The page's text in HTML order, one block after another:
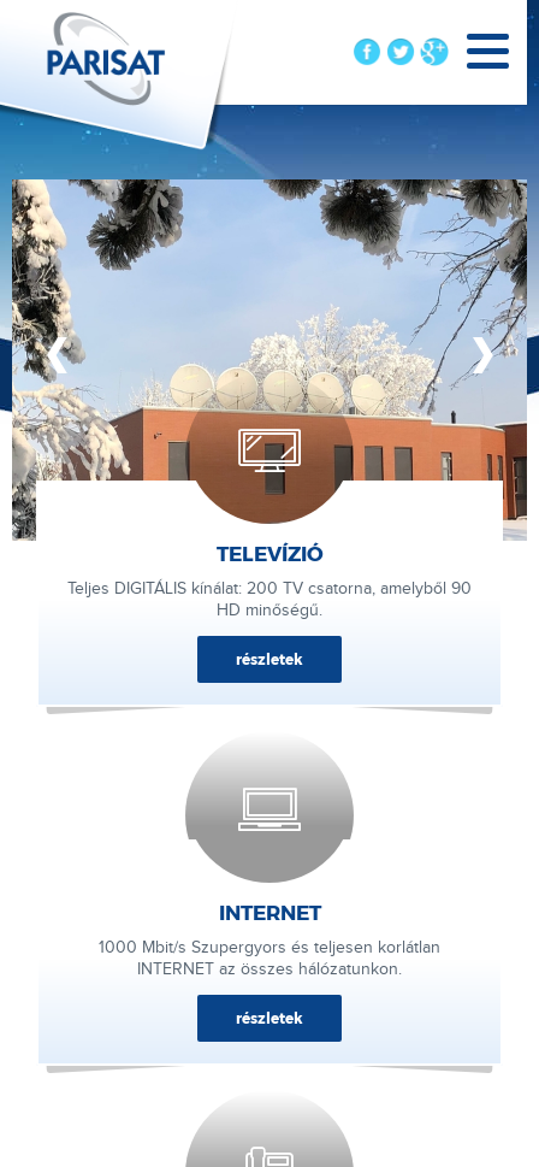
TELEVÍZIÓ
Teljes DIGITÁLIS kínálat: 200 TV csatorna, amelyből 90
HD minőségű.
részletek
INTERNET
1000 Mbit/s Szupergyors és teljesen korlátlan
INTERNET az összes hálózatunkon.
részletek